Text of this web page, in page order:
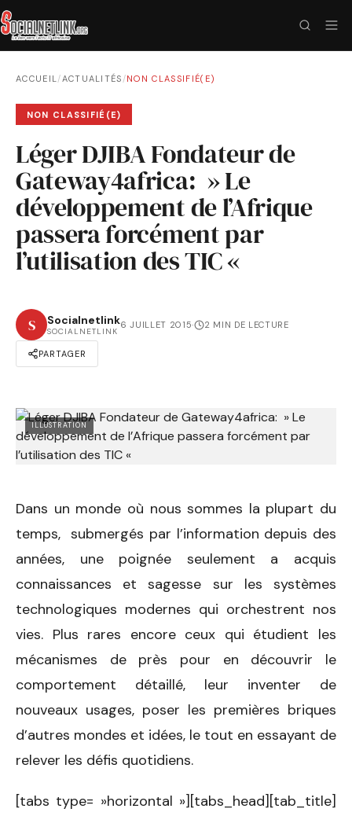
ACCUEIL/ACTUALITÉS /NON CLASSIFIÉ(E)
NON CLASSIFIÉ(E)
Léger DJIBA Fondateur de
Gateway4africa: » Le
développement de l’Afrique
passera forcément par
l’utilisation des TIC «
S Socialnetlink
SOCIALNETLINK
6 JUILLET 2015· 2 MIN DE LECTURE
PARTAGER
ILLUSTRATION
Dans un monde où nous sommes la plupart du
temps, submergés par l’information depuis des
années, une poignée seulement a acquis
connaissances et sagesse sur les systèmes
technologiques modernes qui orchestrent nos
vies. Plus rares encore ceux qui étudient les
mécanismes de près pour en découvrir le
comportement détaillé, leur inventer de
nouveaux usages, poser les premières briques
d’autres mondes et idées, le tout en essayant de
relever les défis quotidiens.
[tabs type= »horizontal »][tabs_head][tab_title]